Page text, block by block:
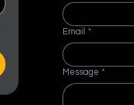
Email *
Message *